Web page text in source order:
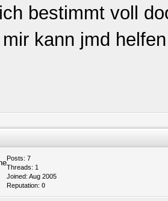
bestimmt voll
kann jmd helfen
Posts: 7
Threads: 1
Joined: Aug 2005
Reputation: 0